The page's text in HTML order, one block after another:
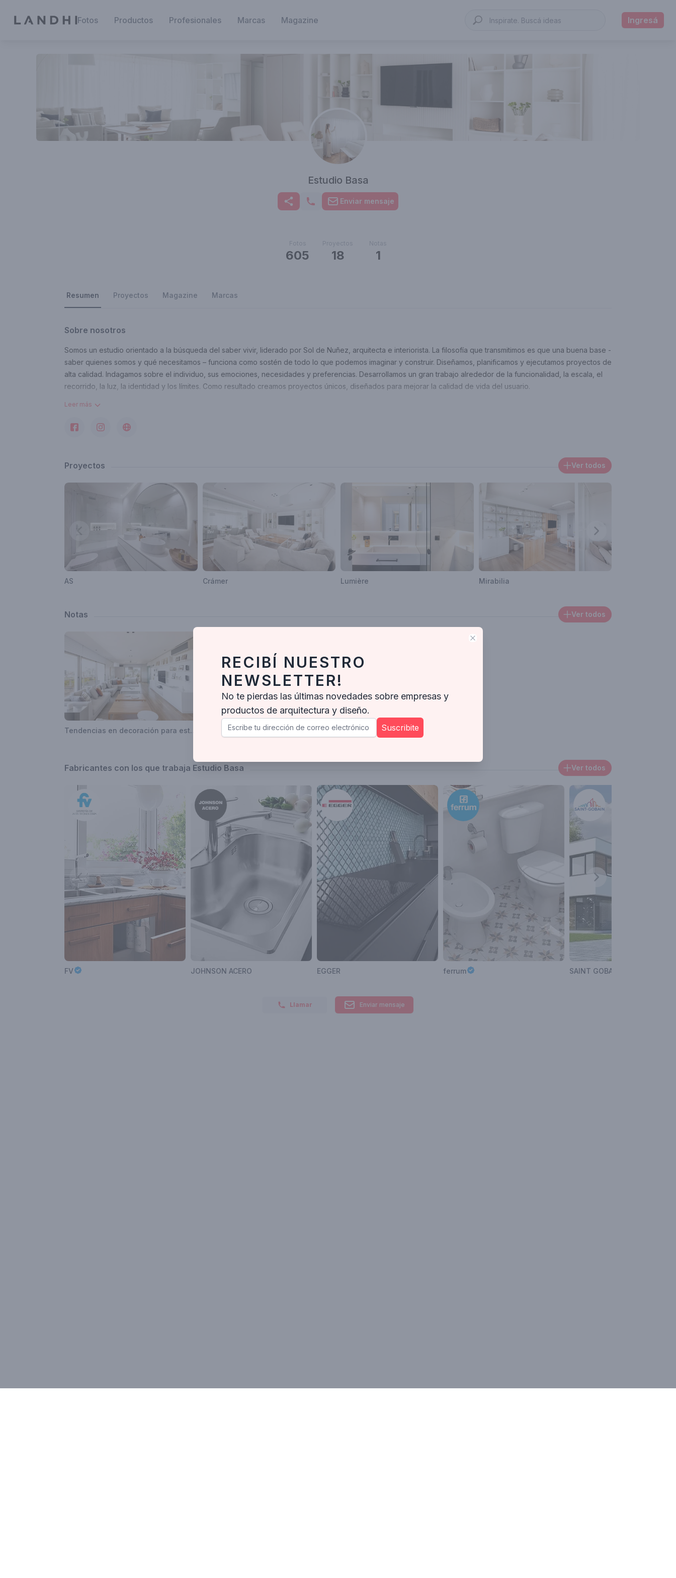
Fotos Productos Profesionales Marcas Magazine Ingresá
Estudio Basa
Enviar mensaje
Fotos
605
Proyectos
18
Notas
1
Resumen Proyectos Magazine Marcas
Sobre nosotros
Somos un estudio orientado a la búsqueda del saber vivir, liderado por Sol de Nuñez, arquitecta e interiorista. La filosofía que transmitimos es que una buena base -
saber quienes somos y qué necesitamos – funciona como sostén de todo lo que podemos imaginar y construir. Diseñamos, planificamos y ejecutamos proyectos de
alta calidad. Indagamos sobre el individuo, sus emociones, necesidades y preferencias. Desarrollamos un gran trabajo alrededor de la funcionalidad, la escala, el
recorrido, la luz, la identidad y los límites. Como resultado creamos proyectos únicos, diseñados para mejorar la calidad de vida del usuario.
Contacto
Área de trabajo donde opera
Leer más
Proyectos Ver todos
AS Crámer Lumière Mirabilia
Notas Ver todos
Tendencias en decoración para este 2022.
Fabricantes con los que trabaja Estudio Basa Ver todos
FV JOHNSON ACERO EGGER ferrum SAINT GOBAIN
Llamar Enviar mensaje
Close
RECIBÍ NUESTRO
NEWSLETTER!
No te pierdas las últimas novedades sobre empresas y
productos de arquitectura y diseño.
Suscribite